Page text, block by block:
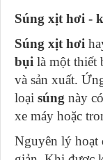
Súng xịt hơi -
Súng xịt hơi
bụi là một thiết
và sản xuất.
loại súng này
xe máy hoặc
Nguyên lý hoạt